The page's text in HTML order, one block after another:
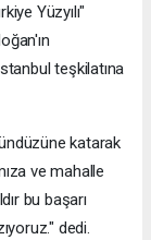
Yüzyılı"
teşkilatına
katarak
ve mahalle
bu başarı
dedi.